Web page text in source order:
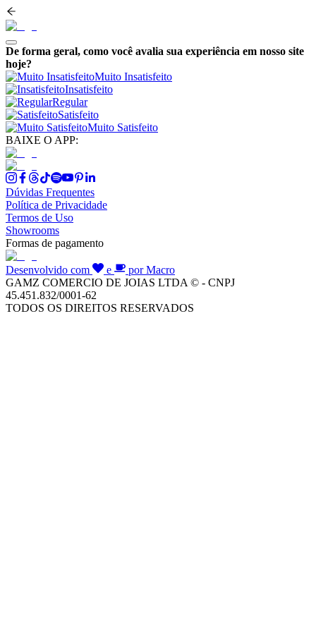
De forma geral, como você avalia sua experiência em nosso site
hoje?
Muito Insatisfeito
Insatisfeito
Regular
Satisfeito
Muito Satisfeito
BAIXE O APP:
Dúvidas Frequentes
Política de Privacidade
Termos de Uso
Showrooms
Formas de pagamento
Desenvolvido com e
por Macro
GAMZ COMERCIO DE JOIAS LTDA © - CNPJ
45.451.832/0001-62
TODOS OS DIREITOS RESERVADOS